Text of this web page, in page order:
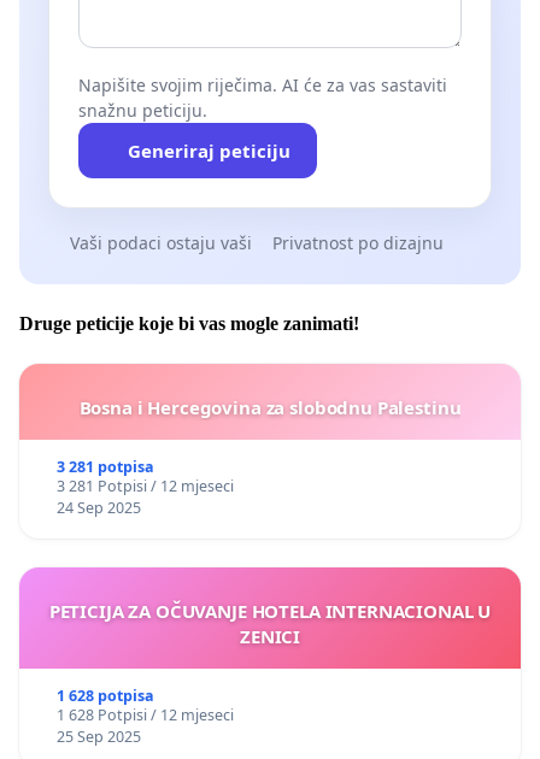
Napišite svojim riječima. AI će za vas sastaviti
snažnu peticiju.
Generiraj peticiju
Vaši podaci ostaju vaši Privatnost po dizajnu
Druge peticije koje bi vas mogle zanimati!
Bosna i Hercegovina za slobodnu Palestinu
3 281 potpisa
3 281 Potpisi / 12 mjeseci
24 Sep 2025
PETICIJA ZA OČUVANJE HOTELA INTERNACIONAL U
ZENICI
1 628 potpisa
1 628 Potpisi / 12 mjeseci
25 Sep 2025